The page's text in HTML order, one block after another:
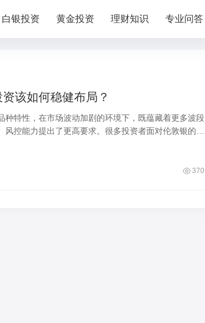
白银投资 黄金投资 理财知识 专业问答
该如何稳健布局？
种特性，在市场波动加剧的环境下，既蕴藏着更多波段
控能力提出了更高要求。很多投资者面对伦敦银的大
利，精准把握每一波行情机会。
370